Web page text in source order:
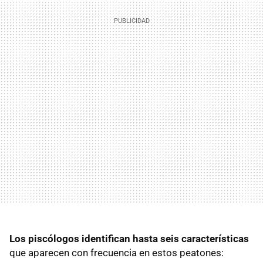
Los piscólogos identifican hasta seis características
que aparecen con frecuencia en estos peatones: